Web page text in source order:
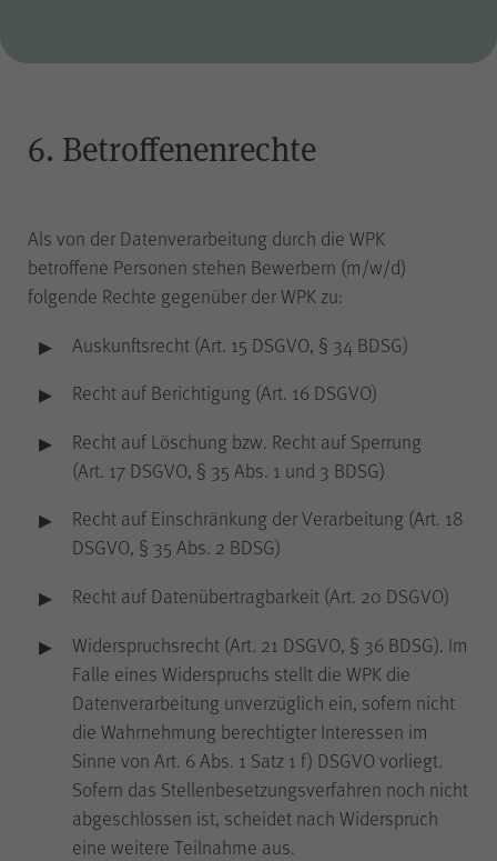
6. Betroffenenrechte
Als von der Datenverarbeitung durch die WPK
betroffene Personen stehen Bewerbern (m/w/d)
folgende Rechte gegenüber der WPK zu:
Auskunftsrecht (Art. 15 DSGVO, § 34 BDSG)
Recht auf Berichtigung (Art. 16 DSGVO)
Recht auf Löschung bzw. Recht auf Sperrung
(Art. 17 DSGVO, § 35 Abs. 1 und 3 BDSG)
Recht auf Einschränkung der Verarbeitung (Art. 18
DSGVO, § 35 Abs. 2 BDSG)
Recht auf Datenübertragbarkeit (Art. 20 DSGVO)
Widerspruchsrecht (Art. 21 DSGVO, § 36 BDSG). Im
Falle eines Widerspruchs stellt die WPK die
Datenverarbeitung unverzüglich ein, sofern nicht
die Wahrnehmung berechtigter Interessen im
Sinne von Art. 6 Abs. 1 Satz 1 f) DSGVO vorliegt.
Sofern das Stellenbesetzungsverfahren noch nicht
abgeschlossen ist, scheidet nach Widerspruch
eine weitere Teilnahme aus.